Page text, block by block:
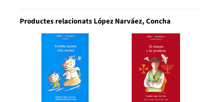
Productes relacionats López Narváez, Concha